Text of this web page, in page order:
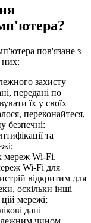
пов'язане з
захисту
передані по
їх у своїх
переконайтеся,
безпечні:
та
мереж Wi-Fi.
Wi-Fi для
відкритим для
оскільки інші
мережі;
дані